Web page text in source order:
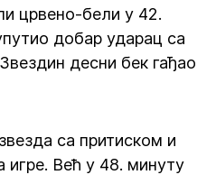
црвено-бели у 42.
добар ударац са
десни бек гађао
са притиском и
игре. Већ у 48. минуту